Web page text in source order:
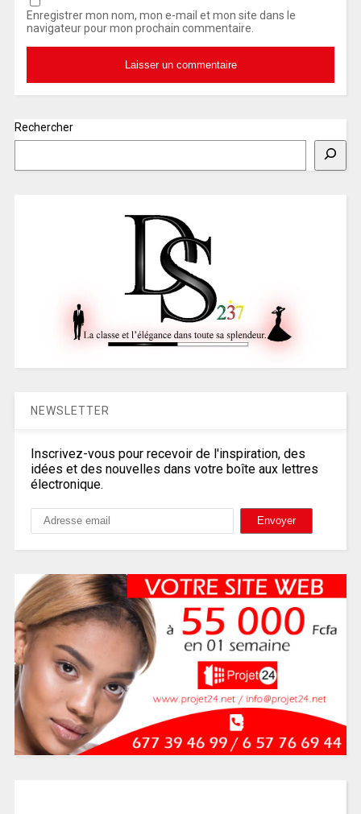
Enregistrer mon nom, mon e-mail et mon site dans le
navigateur pour mon prochain commentaire.
Rechercher
NEWSLETTER
Inscrivez-vous pour recevoir de l'inspiration, des
idées et des nouvelles dans votre boîte aux lettres
électronique.